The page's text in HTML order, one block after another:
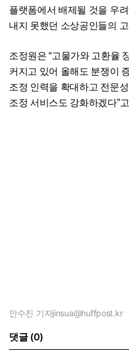
플랫폼에서 배제될 것을 우
내지 못했던 소상공인들의
조정원은 “고물가와 고환율
커지고 있어 올해도 분쟁이
조정 인력을 확대하고 전문
조정 서비스도 강화하겠다”
안수진 기자jinsua@huffpost.kr
댓글 (0)